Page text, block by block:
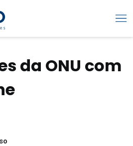
da ONU com